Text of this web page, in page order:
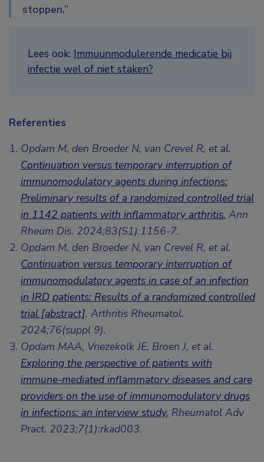
stoppen.”
Lees ook: Immuunmodulerende medicatie bij
infectie wel of niet staken?
Referenties
Opdam M, den Broeder N, van Crevel R, et al.
Continuation versus temporary interruption of
immunomodulatory agents during infections:
Preliminary results of a randomized controlled trial
in 1142 patients with inflammatory arthritis. Ann
Rheum Dis. 2024;83(S1):1156-7.
Opdam M, den Broeder N, van Crevel R, et al.
Continuation versus temporary interruption of
immunomodulatory agents in case of an infection
in IRD patients: Results of a randomized controlled
trial [abstract]. Arthritis Rheumatol.
2024;76(suppl 9).
Opdam MAA, Vriezekolk JE, Broen J, et al.
Exploring the perspective of patients with
immune-mediated inflammatory diseases and care
providers on the use of immunomodulatory drugs
in infections: an interview study. Rheumatol Adv
Pract. 2023;7(1):rkad003.